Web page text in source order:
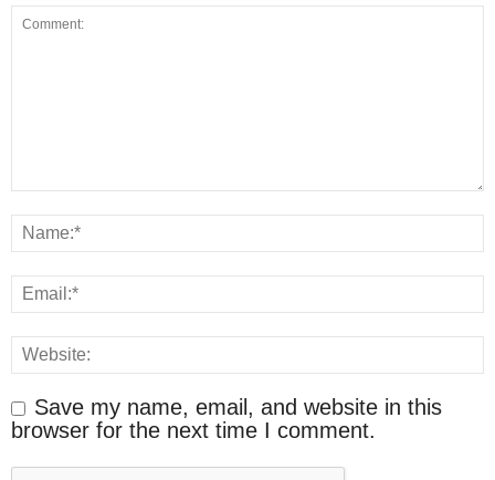
Save my name, email, and website in this
browser for the next time I comment.